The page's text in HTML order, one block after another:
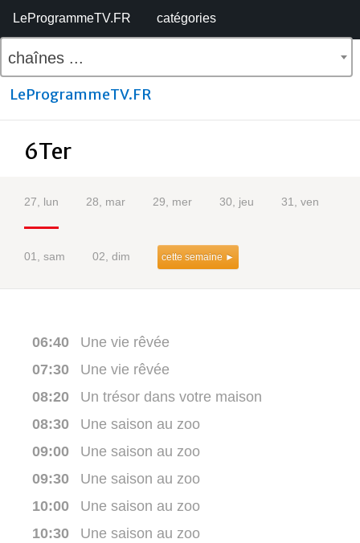
LeProgrammeTV.FR catégories
chaînes ...
LeProgrammeTV.FR
6Ter
27, lun 28, mar 29, mer 30, jeu 31, ven
01, sam 02, dim cette semaine ►
06:40Une vie rêvée
07:30Une vie rêvée
08:20Un trésor dans votre maison
08:30Une saison au zoo
09:00Une saison au zoo
09:30Une saison au zoo
10:00Une saison au zoo
10:30Une saison au zoo